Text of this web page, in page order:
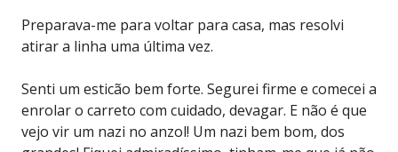
Preparava-me para voltar para casa, mas resolvi
atirar a linha uma última vez.
Senti um esticão bem forte. Segurei firme e comecei a
enrolar o carreto com cuidado, devagar. E não é que
vejo vir um nazi no anzol! Um nazi bem bom, dos